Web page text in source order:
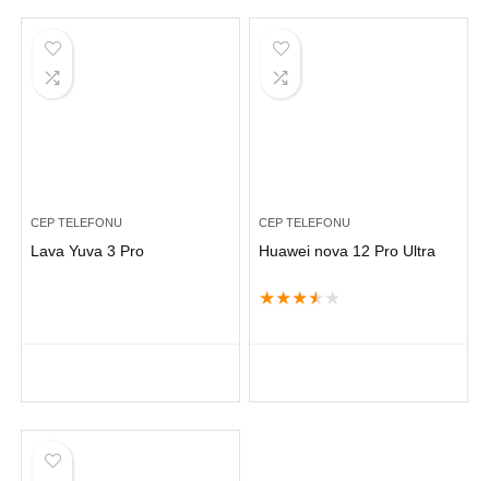
CEP TELEFONU
Lava Yuva 3 Pro
CEP TELEFONU
Huawei nova 12 Pro Ultra
★★★★ ★